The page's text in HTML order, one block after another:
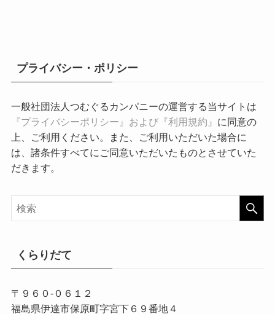
プライバシー・ポリシー
一般社団法人つむぐるカンパニーの運営する当サイトは
『プライバシーポリシー』および『利用規約』 に同意の
上、ご利用ください。また、ご利用いただいた場合に
は、諸条件すべてにご同意いただいたものとさせていた
だきます。
くらりだて
〒９６０-０６１２
福島県伊達市保原町字宮下６９番地４